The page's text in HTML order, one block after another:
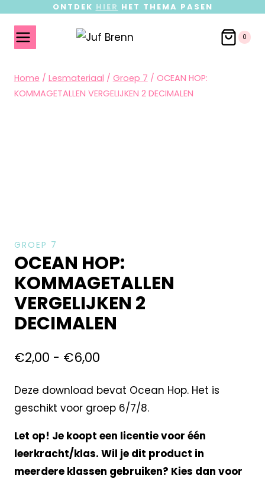
ONTDEK HIER HET THEMA PASEN
0
Home / Lesmateriaal / Groep 7 / OCEAN HOP:
KOMMAGETALLEN VERGELIJKEN 2 DECIMALEN
GROEP 7
OCEAN HOP:
KOMMAGETALLEN
VERGELIJKEN 2
DECIMALEN
€2,00 - €6,00
Deze download bevat Ocean Hop. Het is
geschikt voor groep 6/7/8.
Let op! Je koopt een licentie voor één
leerkracht/klas. Wil je dit product in
meerdere klassen gebruiken? Kies dan voor